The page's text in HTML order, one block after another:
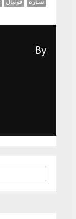
ستاره فوتبال
By